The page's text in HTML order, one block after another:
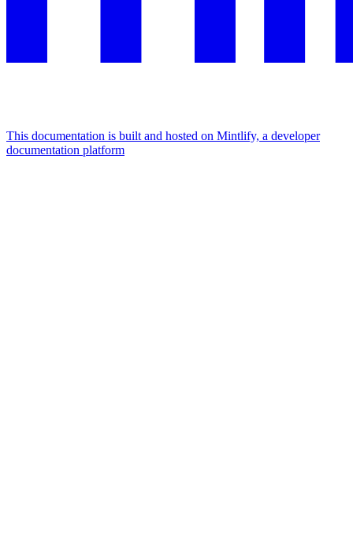
This documentation is built and hosted on Mintlify, a developer
documentation platform